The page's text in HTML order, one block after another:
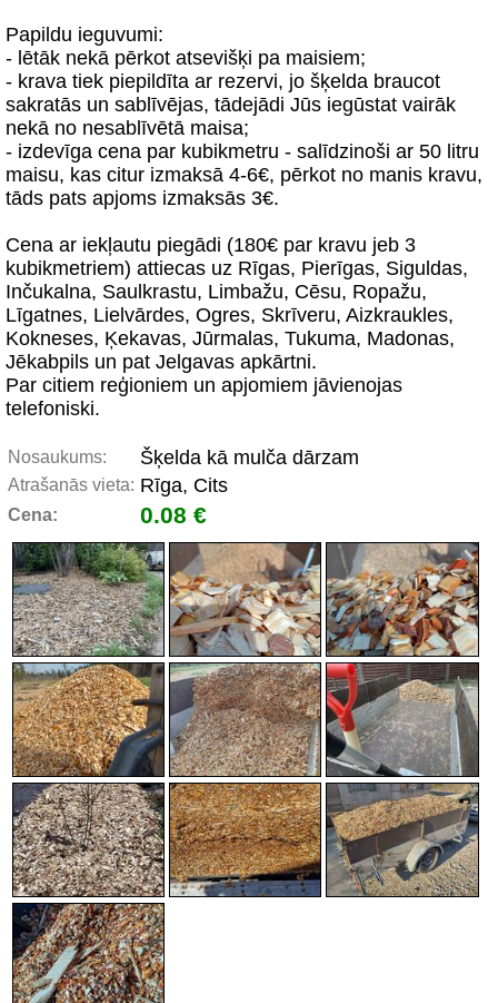
Papildu ieguvumi:
- lētāk nekā pērkot atsevišķi pa maisiem;
- krava tiek piepildīta ar rezervi, jo šķelda braucot
sakratās un sablīvējas, tādejādi Jūs iegūstat vairāk
nekā no nesablīvētā maisa;
- izdevīga cena par kubikmetru - salīdzinoši ar 50 litru
maisu, kas citur izmaksā 4-6€, pērkot no manis kravu,
tāds pats apjoms izmaksās 3€.
Cena ar iekļautu piegādi (180€ par kravu jeb 3
kubikmetriem) attiecas uz Rīgas, Pierīgas, Siguldas,
Inčukalna, Saulkrastu, Limbažu, Cēsu, Ropažu,
Līgatnes, Lielvārdes, Ogres, Skrīveru, Aizkraukles,
Kokneses, Ķekavas, Jūrmalas, Tukuma, Madonas,
Jēkabpils un pat Jelgavas apkārtni.
Par citiem reģioniem un apjomiem jāvienojas
telefoniski.
Nosaukums: Šķelda kā mulča dārzam
Atrašanās vieta: Rīga, Cits
Cena: 0.08 €